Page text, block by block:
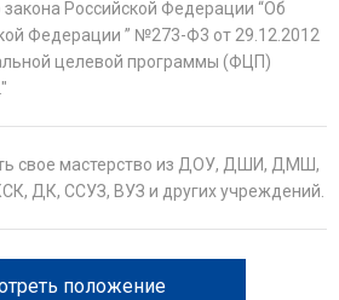
Российской Федерации “Об
Федерации ” №273-Ф3 от 29.12.2012
целевой программы (ФЦП)
свое мастерство из ДОУ, ДШИ, ДМШ,
ДК, ССУЗ, ВУЗ и других учреждений.
положение